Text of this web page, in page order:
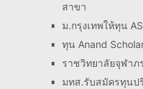
สาขา
ม.กรุงเทพให้ทุน
ทุน Anand
ราชวิทยาลัยจุฬา
มทส.รับสมัครทุน